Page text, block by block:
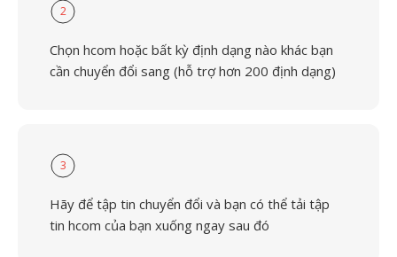
2
Chọn hcom hoặc bất kỳ định dạng nào khác bạn
cần chuyển đổi sang (hỗ trợ hơn 200 định dạng)
3
Hãy để tập tin chuyển đổi và bạn có thể tải tập
tin hcom của bạn xuống ngay sau đó